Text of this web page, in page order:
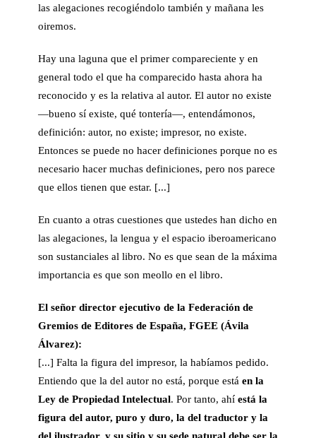
las alegaciones recogiéndolo también y mañana les
oiremos.
Hay una laguna que el primer compareciente y en
general todo el que ha comparecido hasta ahora ha
reconocido y es la relativa al autor. El autor no existe
—bueno sí existe, qué tontería—, entendámonos,
definición: autor, no existe; impresor, no existe.
Entonces se puede no hacer definiciones porque no es
necesario hacer muchas definiciones, pero nos parece
que ellos tienen que estar. [...]
En cuanto a otras cuestiones que ustedes han dicho en
las alegaciones, la lengua y el espacio iberoamericano
son sustanciales al libro. No es que sean de la máxima
importancia es que son meollo en el libro.
El señor director ejecutivo de la Federación de
Gremios de Editores de España, FGEE (Ávila
Álvarez):
[...] Falta la figura del impresor, la habíamos pedido.
Entiendo que la del autor no está, porque está en la
Ley de Propiedad Intelectual. Por tanto, ahí está la
figura del autor, puro y duro, la del traductor y la
del ilustrador, y su sitio y su sede natural debe ser la